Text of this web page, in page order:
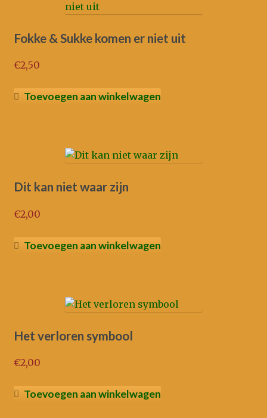
Fokke & Sukke komen er niet uit
€2,50
Toevoegen aan winkelwagen
Dit kan niet waar zijn
€2,00
Toevoegen aan winkelwagen
Het verloren symbool
€2,00
Toevoegen aan winkelwagen